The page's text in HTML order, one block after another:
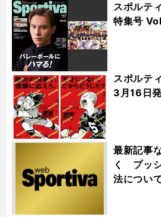
スポルテ
特集号
スポルテ
3月16日
最新記事
く プッ
法につい